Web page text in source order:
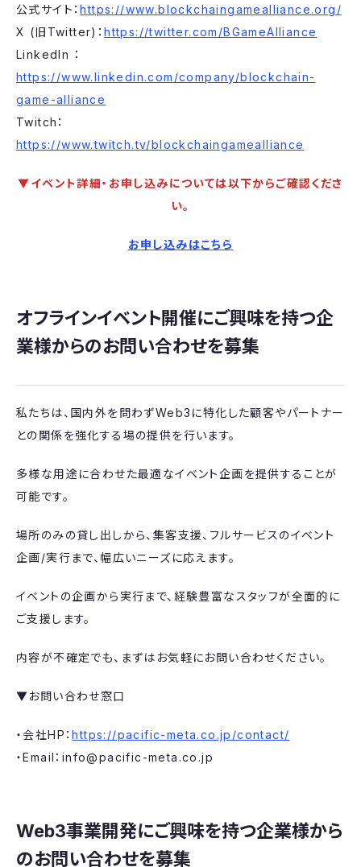
公式サイト：https://www.blockchaingamealliance.org/
X (旧Twitter)：https://twitter.com/BGameAlliance
LinkedIn ：
https://www.linkedin.com/company/blockchain-
game-alliance
Twitch：
https://www.twitch.tv/blockchaingamealliance
▼イベント詳細・お申し込みについては以下からご確認くださ
い。
お申し込みはこちら
オフラインイベント開催にご興味を持つ企
業様からのお問い合わせを募集
私たちは、国内外を問わずWeb3に特化した顧客やパートナー
との関係を強化する場の提供を行います。
多様な用途に合わせた最適なイベント企画を提供することが
可能です。
場所のみの貸し出しから、集客支援、フルサービスのイベント
企画/実行まで、幅広いニーズに応えます。
イベントの企画から実行まで、経験豊富なスタッフが全面的に
ご支援します。
内容が不確定でも、まずはお気軽にお問い合わせください。
▼お問い合わせ窓口
・会社HP：https://pacific-meta.co.jp/contact/
・Email：info@pacific-meta.co.jp
Web3事業開発にご興味を持つ企業様から
のお問い合わせを募集